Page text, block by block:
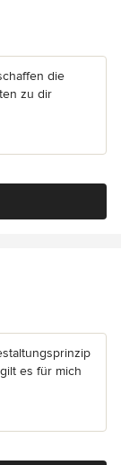
die
zu dir
es für mich